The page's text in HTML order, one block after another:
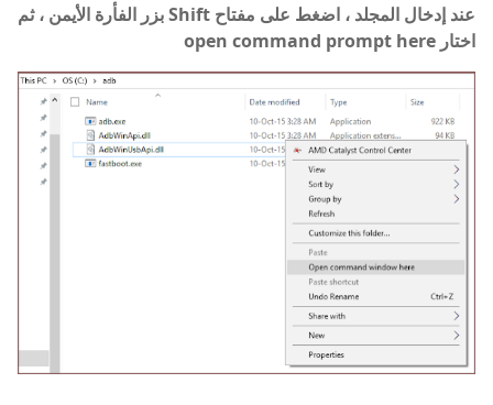
عند إدخال المجلد ، اضغط على مفتاح Shift بزر الفأرة الأيمن ، ثم
اختار open command prompt here